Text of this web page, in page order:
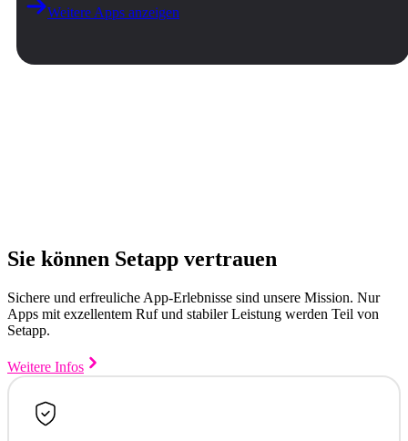
Weitere Apps anzeigen
Sie können Setapp vertrauen
Sichere und erfreuliche App-Erlebnisse sind unsere Mission. Nur
Apps mit exzellentem Ruf und stabiler Leistung werden Teil von
Setapp.
Weitere Infos